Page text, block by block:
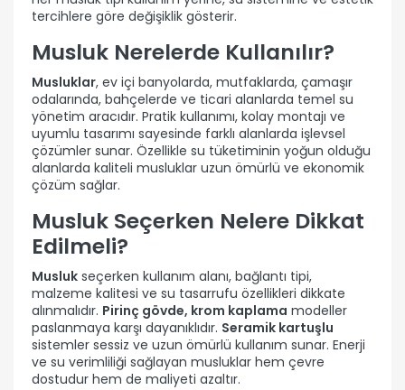
tercihlere göre değişiklik gösterir.
Musluk Nerelerde Kullanılır?
Musluklar, ev içi banyolarda, mutfaklarda, çamaşır
odalarında, bahçelerde ve ticari alanlarda temel su
yönetim aracıdır. Pratik kullanımı, kolay montajı ve
uyumlu tasarımı sayesinde farklı alanlarda işlevsel
çözümler sunar. Özellikle su tüketiminin yoğun olduğu
alanlarda kaliteli musluklar uzun ömürlü ve ekonomik
çözüm sağlar.
Musluk Seçerken Nelere Dikkat
Edilmeli?
Musluk seçerken kullanım alanı, bağlantı tipi,
malzeme kalitesi ve su tasarrufu özellikleri dikkate
alınmalıdır. Pirinç gövde, krom kaplama modeller
paslanmaya karşı dayanıklıdır. Seramik kartuşlu
sistemler sessiz ve uzun ömürlü kullanım sunar. Enerji
ve su verimliliği sağlayan musluklar hem çevre
dostudur hem de maliyeti azaltır.